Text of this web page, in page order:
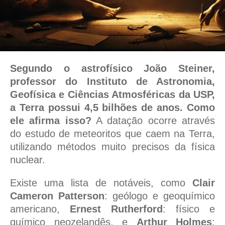
Segundo o astrofísico João Steiner,
professor do Instituto de Astronomia,
Geofísica e Ciências Atmosféricas da USP,
a Terra possui 4,5 bilhões de anos. Como
ele afirma isso? A datação ocorre através
do estudo de meteoritos que caem na Terra,
utilizando métodos muito precisos da física
nuclear.
Existe uma lista de notáveis, como Clair
Cameron Patterson: geólogo e geoquímico
americano, Ernest Rutherford : físico e
químico neozelandês, e Arthur Holmes: